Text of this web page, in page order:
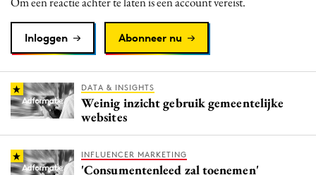
Programmatic
Purpose Marketing
Reputatie & crisis
Inloggen Abonneer nu
DATA & INSIGHTS
Weinig inzicht gebruik gemeentelijke
websites
INFLUENCER MARKETING
'Consumentenleed zal toenemen'